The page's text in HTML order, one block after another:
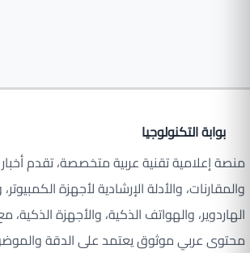
بوابة التكنولوجيا
منصة إعلامية تقنية عربية متخصصة، تقدم أخبار
والمقارنات، والأدلة الإرشادية لأجهزة
الهاردوير، والهواتف الذكية، والأجهزة الذكية،
محتوى عربي موثوق يعتمد على الدقة